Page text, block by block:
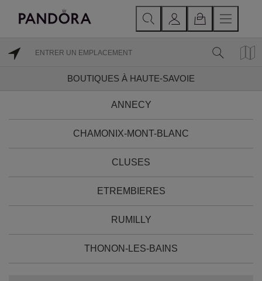
BOUTIQUES À HAUTE-SAVOIE
ANNECY
CHAMONIX-MONT-BLANC
CLUSES
ETREMBIERES
RUMILLY
THONON-LES-BAINS